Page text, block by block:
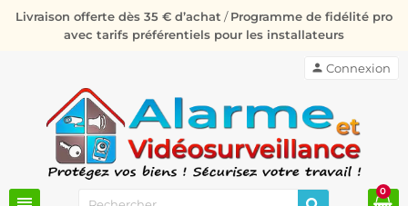
Livraison offerte dès 35 € d’achat /Programme de fidélité pro
avec tarifs préférentiels pour les installateurs
person Connexion
0